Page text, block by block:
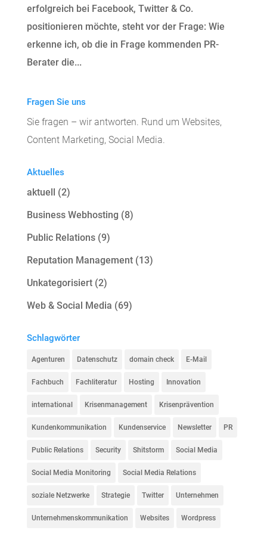
erfolgreich bei Facebook, Twitter & Co.
positionieren möchte, steht vor der Frage: Wie
erkenne ich, ob die in Frage kommenden PR-
Berater die...
Fragen Sie uns
Sie fragen – wir antworten. Rund um Websites,
Content Marketing, Social Media.
Aktuelles
aktuell (2)
Business Webhosting (8)
Public Relations(9)
Reputation Management(13)
Unkategorisiert(2)
Web & Social Media (69)
Schlagwörter
Agenturen Datenschutz domain check E-Mail
Fachbuch Fachliteratur Hosting Innovation
international Krisenmanagement Krisenprävention
Kundenkommunikation Kundenservice Newsletter PR
Public Relations Security Shitstorm Social Media
Social Media Monitoring Social Media Relations
soziale Netzwerke Strategie Twitter Unternehmen
Unternehmenskommunikation Websites Wordpress